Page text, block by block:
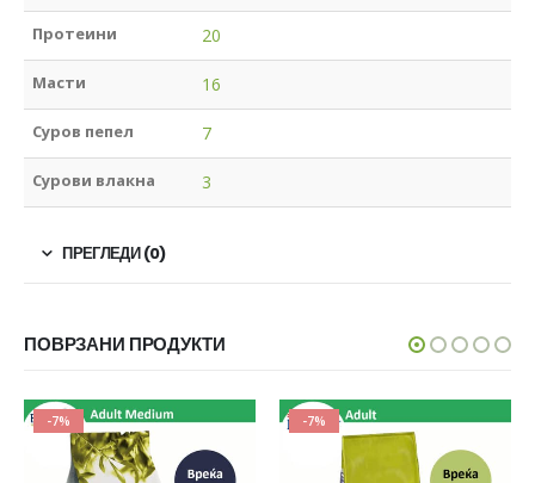
Протеини 20
Масти 16
Суров пепел 7
Сурови влакна 3
ПРЕГЛЕДИ (0)
ПОВРЗАНИ ПРОДУКТИ
-7% -7%